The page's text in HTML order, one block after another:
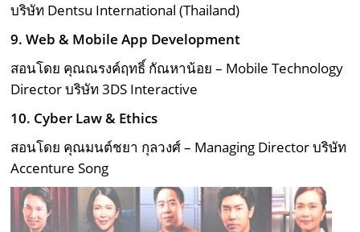
บริษัท Dentsu International (Thailand)
9.Web & Mobile App Development
สอนโดย คุณณรงค์ฤทธิ์ กัณหาน้อย – Mobile Technology
Director บริษัท 3DS Interactive
10. Cyber Law & Ethics
สอนโดย คุณมนต์ชยา กุลวงศ์ – Managing Director บริษัท
Accenture Song